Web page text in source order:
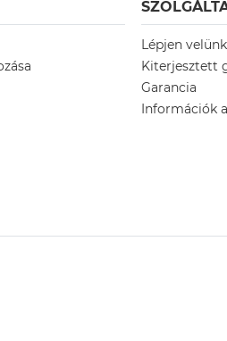
Lépjen
Kiterjesztett
Garancia
Információk